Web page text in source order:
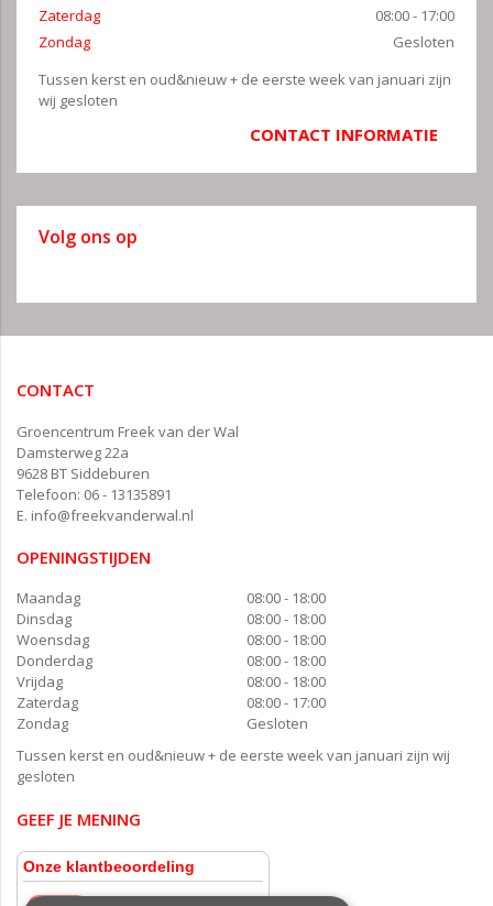
Zaterdag
08:00 - 17:00
Zondag
Gesloten
Tussen kerst en oud&nieuw + de eerste week van januari zijn
wij gesloten
CONTACT INFORMATIE
Volg ons op
CONTACT
Groencentrum Freek van der Wal
Damsterweg 22a
9628 BT Siddeburen
Telefoon: 06 - 13135891
E. info@freekvanderwal.nl
OPENINGSTIJDEN
Maandag
08:00 - 18:00
Dinsdag
08:00 - 18:00
Woensdag
08:00 - 18:00
Donderdag
08:00 - 18:00
Vrijdag
08:00 - 18:00
Zaterdag
08:00 - 17:00
Zondag
Gesloten
Tussen kerst en oud&nieuw + de eerste week van januari zijn wij
gesloten
GEEF JE MENING